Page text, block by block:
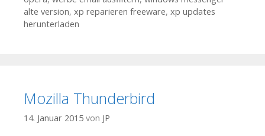
alte version, xp reparieren freeware, xp updates
herunterladen
Mozilla Thunderbird
14. Januar 2015 von JP